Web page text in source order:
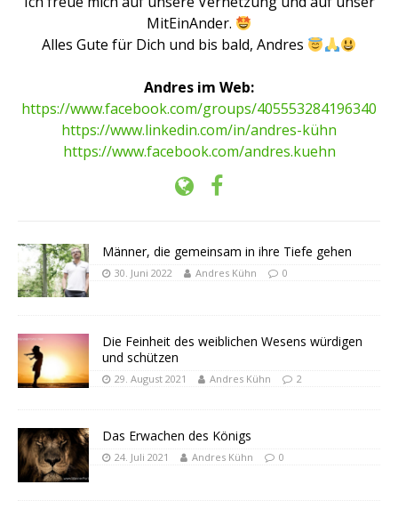
MitEinAnder.
Alles Gute für Dich und bis bald, Andres
Andres im Web:
https://www.facebook.com/groups/405553284196340
https://www.linkedin.com/in/andres-kühn
https://www.facebook.com/andres.kuehn
Männer, die gemeinsam in ihre Tiefe gehen
30. Juni 2022 Andres Kühn 0
Die Feinheit des weiblichen Wesens würdigen
und schützen
29. August 2021 Andres Kühn 2
Das Erwachen des Königs
24. Juli 2021 Andres Kühn 0